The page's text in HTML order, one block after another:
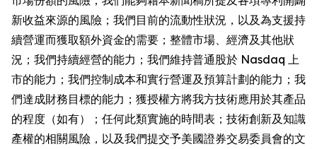
新收益來源的風險；我們目前的流動性狀況，以及為支援持
續營運而獲取額外資金的需要；整體市場、經濟及其他狀
況；我們持續經營的能力；我們維持普通股於 Nasdaq 上
市的能力；我們控制成本和實行營運及預算計劃的能力；我
們達成財務目標的能力；獲授權方將我方技術應用於其產品
的程度（如有）；任何此類實施的時間表；技術創新及知識
產權的相關風險，以及我們提交予美國證券交易委員會的文